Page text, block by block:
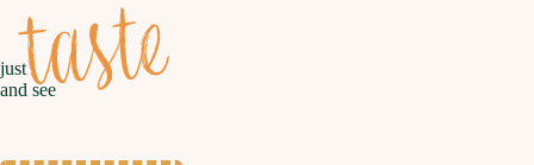
justtaste
and see